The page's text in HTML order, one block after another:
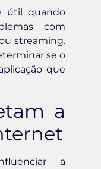
útil quando
com
streaming.
se o
que
a
a